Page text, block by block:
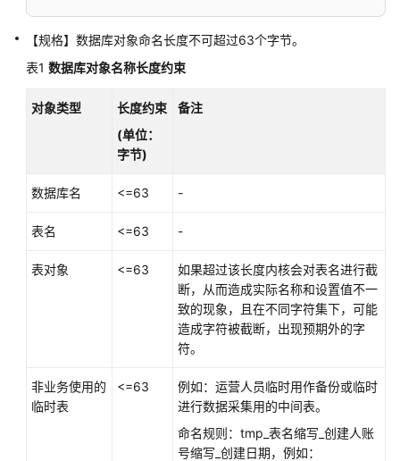
产
品
绍
计
速
门
开
【规格】数据库对象命名长度不可超过63个字节。
表1 数据库对象名称长度约束
对象类型
长度约束
(单位：
字节)
备注
数据库名 <=63 -
表名 <=63 -
表对象 <=63
如果超过该长度内核会对表名进行截
断，从而造成实际名称和设置值不一
致的现象，且在不同字符集下，可能
造成字符被截断，出现预期外的字
符。
非业务使用的
临时表
<=63
例如：运营人员临时用作备份或临时
进行数据采集用的中间表。
命名规则：tmp_表名缩写_创建人账
号缩写_创建日期，例如：